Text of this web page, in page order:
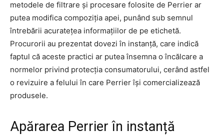
metodele de filtrare și procesare folosite de Perrier ar
putea modifica compoziția apei, punând sub semnul
întrebării acuratețea informațiilor de pe etichetă.
Procurorii au prezentat dovezi în instanță, care indică
faptul că aceste practici ar putea însemna o încălcare a
normelor privind protecția consumatorului, cerând astfel
o revizuire a felului în care Perrier își comercializează
produsele.
Apărarea Perrier în instanță